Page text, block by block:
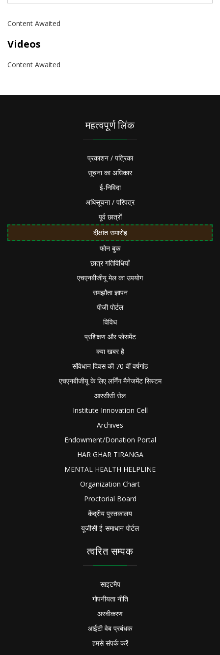
Content Awaited
Videos
Content Awaited
महत्वपूर्ण लिंक
प्रकाशन / पत्रिका
सूचना का अधिकार
ई-निविदा
अधिसूचना / परिपत्र
पूर्व छात्रों
दीक्षांत समारोह
फोन बुक
छात्र गतिविधियाँ
एचएनबीजीयू मेल का उपयोग
समझौता ज्ञापन
पीजी पोर्टल
विविध
प्रशिक्षण और प्लेसमेंट
क्या खबर है
संविधान दिवस की 70 वीं वर्षगांठ
एचएनबीजीयू के लिए लर्निंग मैनेजमेंट सिस्टम
आरसीसी सेल
Institute Innovation Cell
Archives
Endowment/Donation Portal
HAR GHAR TIRANGA
MENTAL HEALTH HELPLINE
Organization Chart
Proctorial Board
केंद्रीय पुस्तकालय
यूजीसी ई-समाधान पोर्टल
त्वरित सम्पक
साइटमैप
गोपनीयता नीति
अस्वीकरण
आईटी वेब प्रबंधक
हमसे संपर्क करें